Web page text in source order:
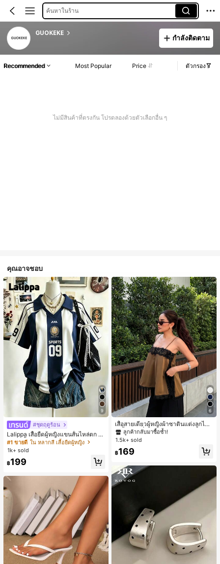
ค้นหาในร้าน
GUOKEKE
กำลังติดตาม
Recommended Most Popular Price ตัวกรอง
ไม่มีสินค้าที่ตรงกัน โปรดลองด้วยตัวเลือกอื่น ๆ
คุณอาจชอบ
9
#ชุดฤดูร้อน
Lalippa เสื้อยืดผู้หญิงแขนสั้นไหล่ตก ค
อวีปกเสื้อ ลายพิมพ์ดิจิทัลลายทาง สไตล์
สปอร์ตแฟชั่นมินิมอล ของขวัญสำหรับเ
พื่อน
#1 ขายดี ใน หลากสี เสื้อยืดผู้หญิง
1k+ sold
฿199
6
เสื้อสายเดี่ยวผู้หญิงผ้าซาตินแต่งลูกไม้
- เสื้อสายเดี่ยวฤดูร้อนสีคากีมีรอยผ่าด้า
นข้างที่น่าดึงดูดแบบสบายๆ
#1 ขายดี
ใน สีกากี เสื้อสตรี เสื้อเบลาส์ & Tee
ลูกค้ากลับมาซื้อซ้ำ!
#1 ขายดี
ใน สีกากี เสื้อสตรี เสื้อเบลาส์ & Tee
ลูกค้ากลับมาซื้อซ้ำ!
#1 ขายดี
ใน สีกากี เสื้อสตรี เสื้อเบลาส์ & Tee
ลูกค้ากลับมาซื้อซ้ำ!
#1 ขายดี
ลูกค้ากลับมาซื้อซ้ำ!
1.5k+ sold
฿169